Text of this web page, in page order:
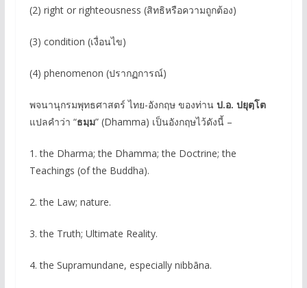
(2) right or righteousness (สิทธิหรือความถูกต้อง)
(3) condition (เงื่อนไข)
(4) phenomenon (ปรากฏการณ์)
พจนานุกรมพุทธศาสตร์ ไทย-อังกฤษ ของท่าน ป.อ. ปยุตฺโต
แปลคำว่า “ธมฺม” (Dhamma) เป็นอังกฤษไว้ดังนี้ –
1. the Dharma; the Dhamma; the Doctrine; the
Teachings (of the Buddha).
2. the Law; nature.
3. the Truth; Ultimate Reality.
4. the Supramundane, especially nibbāna.